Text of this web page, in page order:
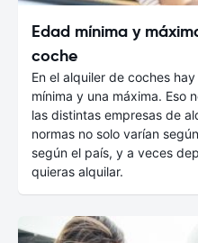
Edad mínima y
coche
En el alquiler de coches
mínima y una máxima. Eso
las distintas empresas de
normas no solo varían
según el país, y a veces
quieras alquilar.